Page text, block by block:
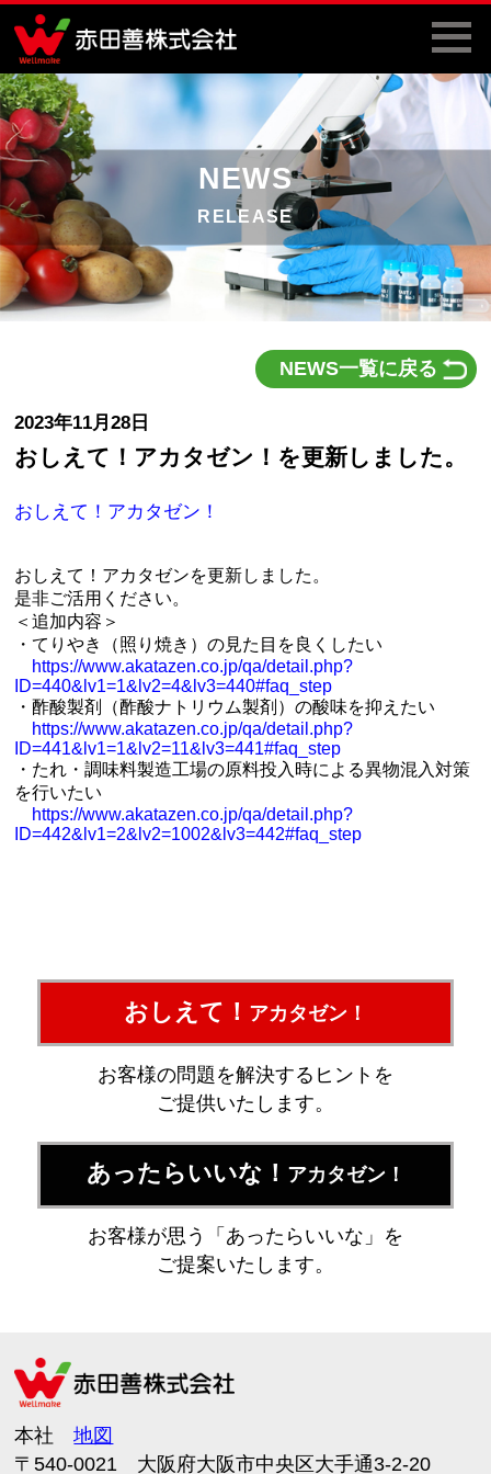
NEWS
RELEASE
NEWS一覧に戻る
2023年11月28日
おしえて！アカタゼン！を更新しました。
おしえて！アカタゼン！
おしえて！アカタゼンを更新しました。
是非ご活用ください。
＜追加内容＞
・てりやき（照り焼き）の見た目を良くしたい
https://www.akatazen.co.jp/qa/detail.php?
ID=440&lv1=1&lv2=4&lv3=440#faq_step
・酢酸製剤（酢酸ナトリウム製剤）の酸味を抑えたい
https://www.akatazen.co.jp/qa/detail.php?
ID=441&lv1=1&lv2=11&lv3=441#faq_step
・たれ・調味料製造工場の原料投入時による異物混入対策
を行いたい
https://www.akatazen.co.jp/qa/detail.php?
ID=442&lv1=2&lv2=1002&lv3=442#faq_step
おしえて！ アカタゼン！
お客様の問題を解決するヒントを
ご提供いたします。
あったらいいな！ アカタゼン！
お客様が思う「あったらいいな」を
ご提案いたします。
本社地図
〒540-0021 大阪府大阪市中央区大手通3-2-20